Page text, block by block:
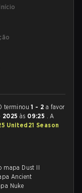
terminou1 - 2 a favor
2025às 09:25 . A
United21 Season
mapa Dust II
Ancient
Nuke